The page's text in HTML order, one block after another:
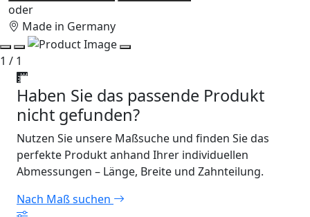
oder
Made in Germany
1 / 1
Haben Sie das passende Produkt
nicht gefunden?
Nutzen Sie unsere Maßsuche und finden Sie das
perfekte Produkt anhand Ihrer individuellen
Abmessungen – Länge, Breite und Zahnteilung.
Nach Maß suchen